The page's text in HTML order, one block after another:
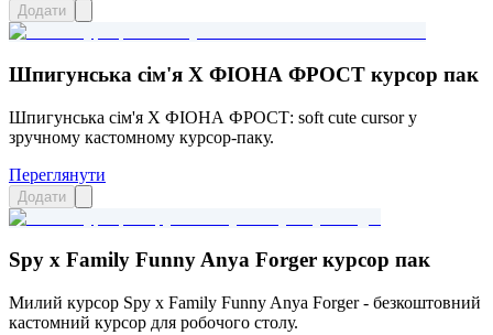
Додати
Шпигунська сім'я X ФІОНА ФРОСТ курсор пак
Шпигунська сім'я X ФІОНА ФРОСТ: soft cute cursor у
зручному кастомному курсор-паку.
Переглянути
Додати
Spy x Family Funny Anya Forger курсор пак
Милий курсор Spy x Family Funny Anya Forger - безкоштовний
кастомний курсор для робочого столу.